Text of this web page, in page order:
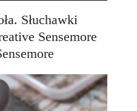
Słuchawki
Sensemore